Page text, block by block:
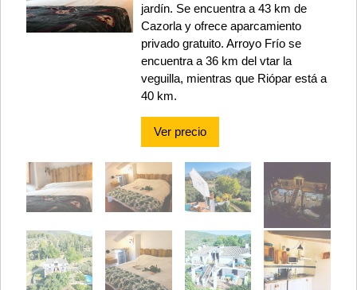
jardín. Se encuentra a 43 km de
Cazorla y ofrece aparcamiento
privado gratuito. Arroyo Frío se
encuentra a 36 km del vtar la
veguilla, mientras que Riópar está a
40 km.
Ver precio